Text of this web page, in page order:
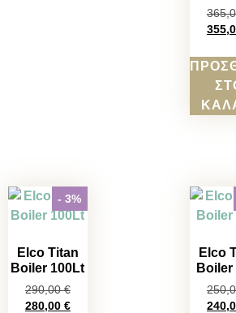
- 3%
Elco Titan
Boiler 100Lt
290,00€
280,00 €
Elco
Boiler